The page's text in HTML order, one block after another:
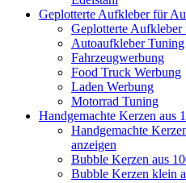
Geplotterte Aufkleber für
Geplotterte Aufkleber
Autoaufkleber Tuning
Fahrzeugwerbung
Food Truck Werbung
Laden Werbung
Motorrad Tuning
Handgemachte Kerzen aus
Handgemachte
anzeigen
Bubble Kerzen aus
Bubble Kerzen klein